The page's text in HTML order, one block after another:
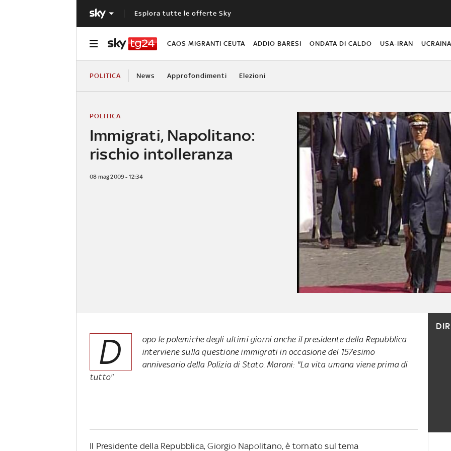
Esplora tutte le offerte Sky
CAOS MIGRANTI CEUTA ADDIO BARESI ONDATA DI CALDO USA-IRAN
POLITICA News Approfondimenti Elezioni
Immigrati, Napolitano:
rischio intolleranza
POLITICA
08 mag 2009 - 12:34
D
opo le polemiche degli ultimi giorni anche il presidente della Repubblica
interviene sulla questione immigrati in occasione del 157esimo
annivesario della Polizia di Stato. Maroni: "La vita umana viene prima di
tutto"
Il Presidente della Repubblica, Giorgio Napolitano, è tornato sul tema